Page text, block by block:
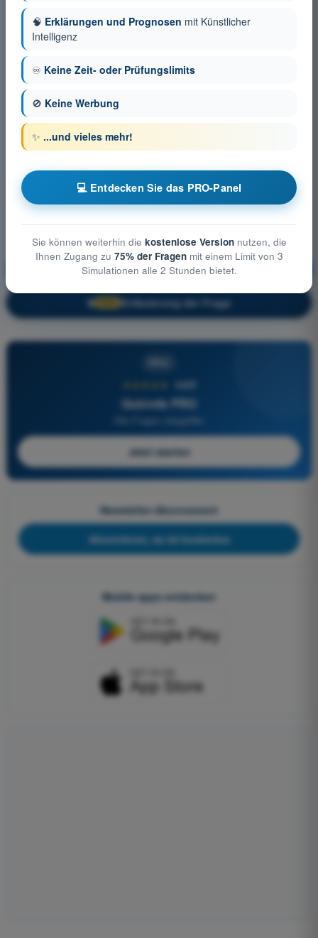
Meteorologie Ausbildung!
🔒 Erläuterung der Frage
4,6/5
Quizvds PRO
Alle Fragen inbegriffen
Jetzt starten
Newsletter-Abonnement
Abonnieren, es ist kostenlos
Mobile apps entdecken
🧠 Erklärungen und Prognosen mit Künstlicher
Intelligenz
♾️ Keine Zeit- oder Prüfungslimits
🚫 Keine Werbung
✨ ...und vieles mehr!
💻 Entdecken Sie das PRO-Panel
Sie können weiterhin die kostenlose Versionnutzen, die
Ihnen Zugang zu 75% der Fragenmit einem Limit von 3
Simulationen alle 2 Stunden bietet.